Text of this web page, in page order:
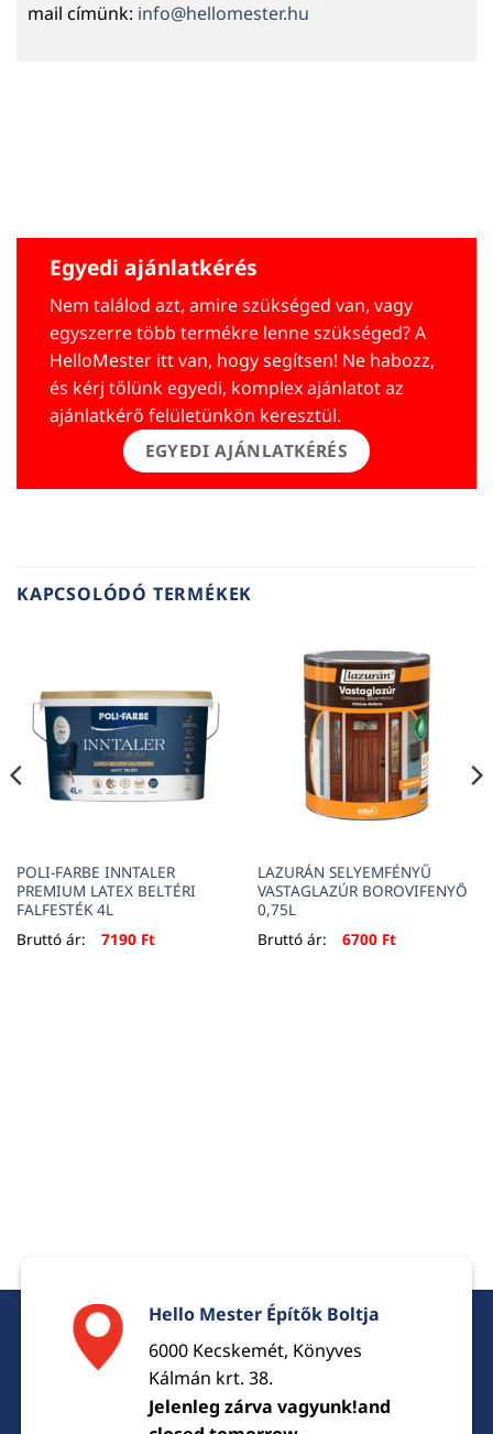
mail címünk: info@hellomester.hu
Egyedi ajánlatkérés
Nem találod azt, amire szükséged van, vagy
egyszerre több termékre lenne szükséged? A
HelloMester itt van, hogy segítsen! Ne habozz,
és kérj tőlünk egyedi, komplex ajánlatot az
ajánlatkérő felületünkön keresztül.
EGYEDI AJÁNLATKÉRÉS
KAPCSOLÓDÓ TERMÉKEK
POLI-FARBE INNTALER
PREMIUM LATEX BELTÉRI
FALFESTÉK 4L
Bruttó ár:
7190 Ft
LAZURÁN SELYEMFÉNYŰ
VASTAGLAZÚR BOROVIFENYŐ
0,75L
Bruttó ár:
6700 Ft
Hello Mester Építők Boltja
6000 Kecskemét, Könyves
Kálmán krt. 38.
Jelenleg zárva vagyunk!and